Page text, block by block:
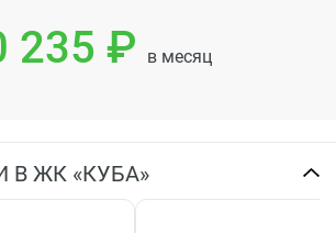
235 ₽ в месяц
В ЖК «КУБА»